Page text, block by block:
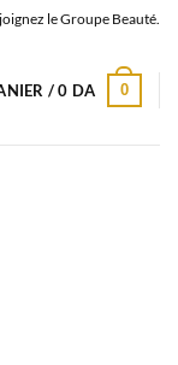
le Groupe Beauté.
/0 DA 0